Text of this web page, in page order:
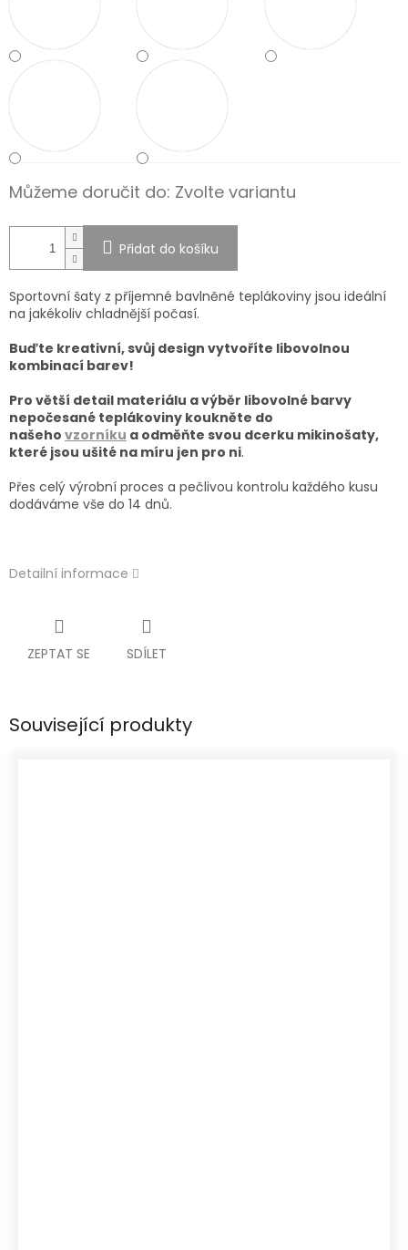
Můžeme doručit do: Zvolte variantu
Přidat do košíku
Sportovní šaty z příjemné bavlněné teplákoviny jsou ideální
na jakékoliv chladnější počasí.
Buďte kreativní, svůj design vytvoříte libovolnou
kombinací barev!
Pro větší detail materiálu a výběr libovolné barvy
nepočesané teplákoviny koukněte do
našeho vzorníku a odměňte svou dcerku mikinošaty,
které jsou ušité na míru jen pro ni.
Přes celý výrobní proces a pečlivou kontrolu každého kusu
dodáváme vše do 14 dnů.
Detailní informace
ZEPTAT SE SDÍLET
Související produkty